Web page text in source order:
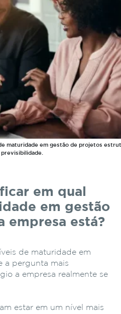
maturidade em gestão de projetos
em qual
em gestão
empresa está?
de maturidade em
a pergunta mais
a empresa realmente se
estar em um nível mais